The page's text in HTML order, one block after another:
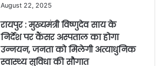
August 22, 2025
रायपुर : मुख्यमंत्री विष्णुदेव साय के
निर्देश पर कैंसर अस्पताल का होगा
उन्नयन, जनता को मिलेगी अत्याधुनिक
स्वास्थ्य सुविधा की सौगात